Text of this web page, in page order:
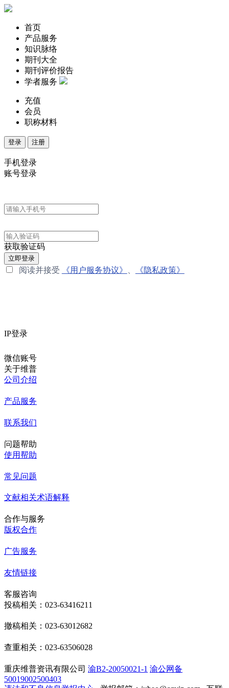
首页
产品服务
知识脉络
期刊大全
期刊评价报告
学者服务
充值
会员
职称材料
登录 注册
手机登录
账号登录
获取验证码
立即登录
阅读并接受 《用户服务协议》 《隐私政策》
IP登录
微信账号
关于维普
公司介绍
产品服务
联系我们
问题帮助
使用帮助
常见问题
文献相关术语解释
合作与服务
版权合作
广告服务
友情链接
客服咨询
投稿相关：023-63416211
撤稿相关：023-63012682
查重相关：023-63506028
重庆维普资讯有限公司 渝B2-20050021-1 渝公网备
50019002500403